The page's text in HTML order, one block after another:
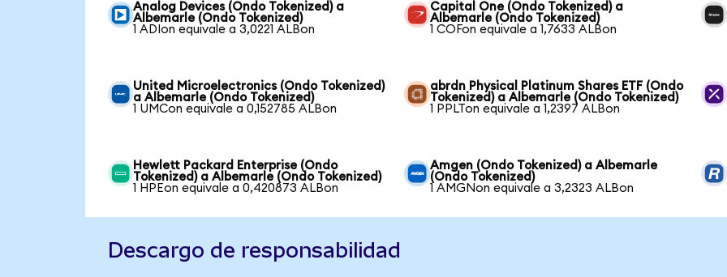
Analog Devices (Ondo Tokenized) a
Albemarle (Ondo Tokenized)
1 ADIon equivale a 3,0221 ALBon
Capital One (Ondo Tokenized) a
Albemarle (Ondo Tokenized)
1 COFon equivale a 1,7633 ALBon
United Microelectronics (Ondo Tokenized)
a Albemarle (Ondo Tokenized)
1 UMCon equivale a 0,152785 ALBon
abrdn Physical Platinum Shares ETF (Ondo
Tokenized) a Albemarle (Ondo Tokenized)
1 PPLTon equivale a 1,2397 ALBon
Hewlett Packard Enterprise (Ondo
Tokenized) a Albemarle (Ondo Tokenized)
1 HPEon equivale a 0,420873 ALBon
Amgen (Ondo Tokenized) a Albemarle
(Ondo Tokenized)
1 AMGNon equivale a 3,2323 ALBon
Descargo de responsabilidad